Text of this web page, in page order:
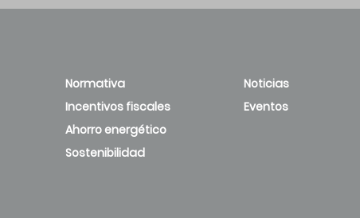
Normativa
Incentivos fiscales
Ahorro energético
Sostenibilidad
Noticias
Eventos